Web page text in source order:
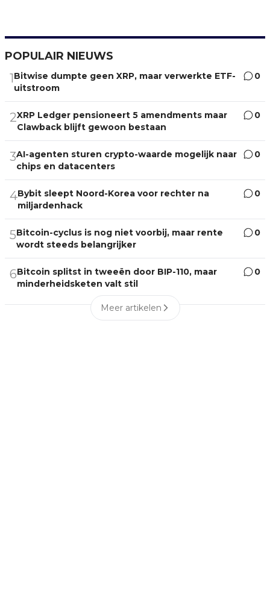
POPULAIR NIEUWS
1Bitwise dumpte geen XRP, maar verwerkte ETF-
uitstroom
0
2XRP Ledger pensioneert 5 amendments maar
Clawback blijft gewoon bestaan
0
3AI-agenten sturen crypto-waarde mogelijk naar
chips en datacenters
0
4Bybit sleept Noord-Korea voor rechter na
miljardenhack
0
5Bitcoin-cyclus is nog niet voorbij, maar rente
wordt steeds belangrijker
0
6Bitcoin splitst in tweeën door BIP-110, maar
minderheidsketen valt stil
0
Meer artikelen